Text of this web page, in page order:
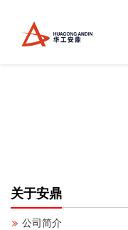
关于安鼎
公司简介